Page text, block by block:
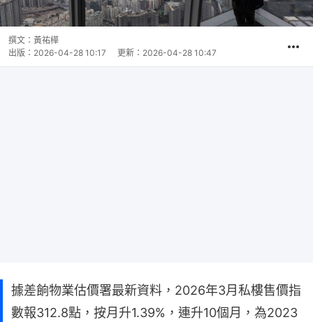
撰文： 黃祐樺
出版： 2026-04-28 10:17 更新： 2026-04-28 10:47
據差餉物業估價署最新資料，2026年3月私樓售價指
數報312.8點，按月升1.39%，連升10個月，為2023